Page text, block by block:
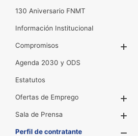
130 Aniversario FNMT
Información Institucional
Compromisos
Agenda 2030 y ODS
Estatutos
Ofertas de Emprego
Sala de Prensa
Perfil de contratante